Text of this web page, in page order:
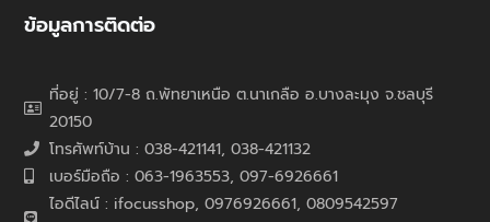
ข้อมูลการติดต่อ
ที่อยู่ : 10/7-8 ถ.พัทยาเหนือ ต.นาเกลือ อ.บางละมุง จ.ชลบุรี
20150
โทรศัพท์บ้าน : 038-421141, 038-421132
เบอร์มือถือ : 063-1963553, 097-6926661
ไอดีไลน์ : ifocusshop, 0976926661, 0809542597